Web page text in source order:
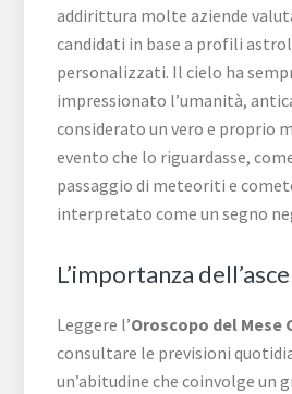
addirittura molte aziende
candidati in base a profili
personalizzati. Il cielo ha
impressionato l’umanità,
considerato un vero e proprio
evento che lo riguardasse,
passaggio di meteoriti e
interpretato come un segno
L’importanza
Leggere l’Oroscopo del Mese
consultare le previsioni
un’abitudine che coinvolge un